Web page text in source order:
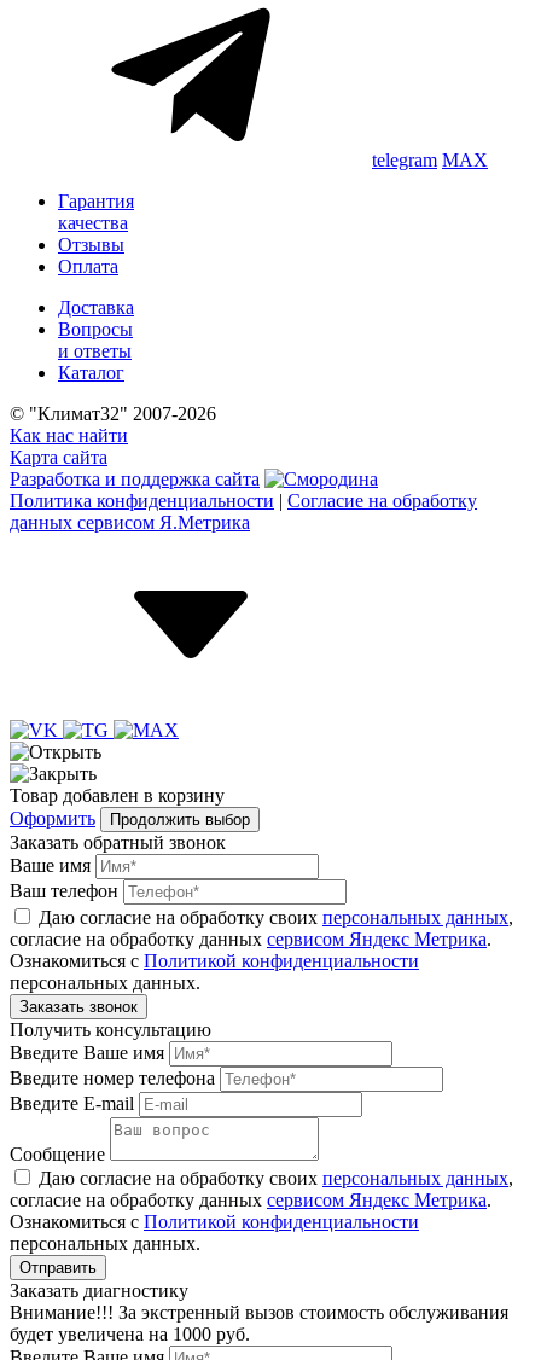
telegram MAX
Гарантия
качества
Отзывы
Оплата
Доставка
Вопросы
и ответы
Каталог
© "Климат32" 2007-2026
Как нас найти
Карта сайта
Разработка и поддержка сайта
Политика конфиденциальности | Согласие на обработку
данных сервисом Я.Метрика
Товар добавлен в корзину
Оформить
Продолжить выбор
Заказать обратный звонок
Ваше имя
Ваш телефон
Даю согласие на обработку своих персональных данных,
согласие на обработку данных сервисом Яндекс Метрика.
Ознакомиться с Политикой конфиденциальности
персональных данных.
Получить консультацию
Введите Ваше имя
Введите номер телефона
Введите E-mail
Сообщение
Даю согласие на обработку своих персональных данных,
согласие на обработку данных сервисом Яндекс Метрика.
Ознакомиться с Политикой конфиденциальности
персональных данных.
Заказать диагностику
Внимание!!! За экстренный вызов стоимость обслуживания
будет увеличена на 1000 руб.